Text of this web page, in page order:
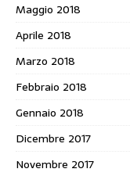
Maggio 2018
Aprile 2018
Marzo 2018
Febbraio 2018
Gennaio 2018
Dicembre 2017
Novembre 2017